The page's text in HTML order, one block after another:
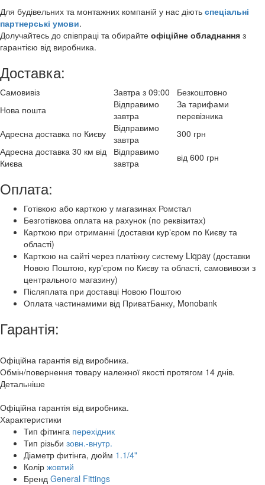
Для будівельних та монтажних компаній у нас діють спеціальні
партнерські умови.
Долучайтесь до співпраці та обирайте офіційне обладнання з
гарантією від виробника.
Доставка:
Самовивіз Завтра з 09:00
Безкоштовно
Нова пошта
Відправимо
завтра
За тарифами
перевізника
Адресна доставка по Києву
Відправимо
завтра
300 грн
Адресна доставка 30 км від
Києва
Відправимо
завтра
від 600 грн
Оплата:
Готівкою або карткою у магазинах Ромстал
Безготівкова оплата на рахунок (по реквізитах)
Карткою при отриманні (доставки курʼєром по Києву та
області)
Карткою на сайті через платіжну систему Liqpay (доставки
Новою Поштою, курʼєром по Києву та області, самовивози з
центрального магазину)
Післяплата при доставці Новою Поштою
Оплата частинамими від ПриватБанку, Monobank
Гарантія:
Офіційна гарантія від виробника.
Обмін/повернення товару належної якості протягом 14 днів.
Детальніше
Офіційна гарантія від виробника.
Характеристики
Тип фітинга перехідник
Тип різьби зовн.-внутр.
Діаметр фитінга, дюйм 1.1/4"
Колір жовтий
Бренд General Fittings